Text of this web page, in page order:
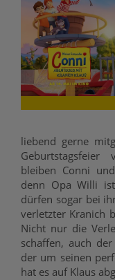
liebend gerne
bleiben Conni
denn Opa Willi
dürfen sogar bei
verletzter Kranich
Nicht nur die
schaffen, auch
der um seinen
hat es auf Klaus